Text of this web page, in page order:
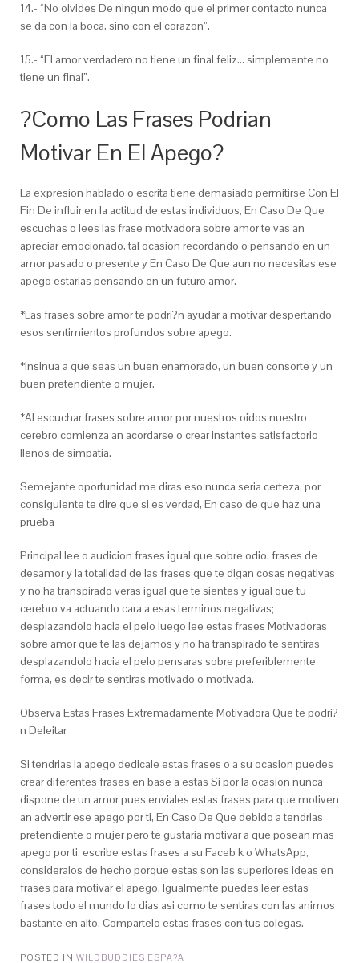
14.- “No olvides De ningun modo que el primer contacto nunca
se da con la boca, sino con el corazon”.
15.- “El amor verdadero no tiene un final feliz… simplemente no
tiene un final”.
?Como Las Frases Podri­an
Motivar En El Apego?
La expresion hablado o escrita tiene demasiado permitirse Con El
Fin De influir en la actitud de estas individuos, En Caso De Que
escuchas o lees las frase motivadora sobre amor te vas an
apreciar emocionado, tal ocasion recordando o pensando en un
amor pasado o presente y En Caso De Que aun no necesitas ese
apego estarias pensando en un futuro amor.
*Las frases sobre amor te podri?n ayudar a motivar despertando
esos sentimientos profundos sobre apego.
*Insinua a que seas un buen enamorado, un buen consorte y un
buen pretendiente o mujer.
*Al escuchar frases sobre amor por nuestros oidos nuestro
cerebro comienza an acordarse o crear instantes satisfactorio
llenos de simpatia.
Semejante oportunidad me diras eso nunca seri­a certeza, por
consiguiente te dire que si es verdad, En caso de que haz una
prueba
Principal lee o audicion frases igual que sobre odio, frases de
desamor y la totalidad de las frases que te digan cosas negativas
y no ha transpirado veras igual que te sientes y igual que tu
cerebro va actuando cara a esas terminos negativas;
desplazandolo hacia el pelo luego lee estas frases Motivadoras
sobre amor que te las dejamos y no ha transpirado te sentiras
desplazandolo hacia el pelo pensaras sobre preferiblemente
forma, es decir te sentiras motivado o motivada.
Observa Estas Frases Extremadamente Motivadora Que te podri?
n Deleitar
Si tendri­as la apego dedicale estas frases o a su ocasion puedes
crear diferentes frases en base a estas Si por la ocasion nunca
dispone de un amor pues enviales estas frases para que motiven
an advertir ese apego por ti, En Caso De Que debido a tendri­as
pretendiente o mujer pero te gustaria motivar a que posean mas
apego por ti, escribe estas frases a su Faceb k o WhatsApp,
consideralos de hecho porque estas son las superiores ideas en
frases para motivar el apego. Igualmente puedes leer estas
frases todo el mundo lo dias asi­ como te sentiras con las animos
bastante en alto. Compartelo estas frases con tus colegas.
POSTED IN WILDBUDDIES ESPA?A